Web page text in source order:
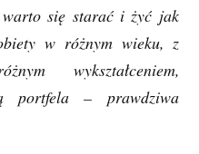
warto się starać i żyć jak
w różnym wieku, z
wykształceniem,
portfela – prawdziwa